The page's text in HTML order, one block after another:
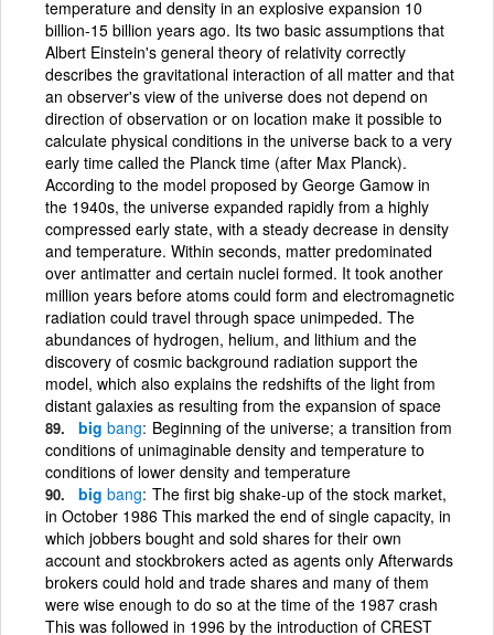
temperature and density in an explosive expansion 10
billion-15 billion years ago. Its two basic assumptions that
Albert Einstein's general theory of relativity correctly
describes the gravitational interaction of all matter and that
an observer's view of the universe does not depend on
direction of observation or on location make it possible to
calculate physical conditions in the universe back to a very
early time called the Planck time (after Max Planck).
According to the model proposed by George Gamow in
the 1940s, the universe expanded rapidly from a highly
compressed early state, with a steady decrease in density
and temperature. Within seconds, matter predominated
over antimatter and certain nuclei formed. It took another
million years before atoms could form and electromagnetic
radiation could travel through space unimpeded. The
abundances of hydrogen, helium, and lithium and the
discovery of cosmic background radiation support the
model, which also explains the redshifts of the light from
distant galaxies as resulting from the expansion of space
big bang Beginning of the universe; a transition from
conditions of unimaginable density and temperature to
conditions of lower density and temperature
big bang The first big shake-up of the stock market,
in October 1986 This marked the end of single capacity, in
which jobbers bought and sold shares for their own
account and stockbrokers acted as agents only Afterwards
brokers could hold and trade shares and many of them
were wise enough to do so at the time of the 1987 crash
This was followed in 1996 by the introduction of CREST